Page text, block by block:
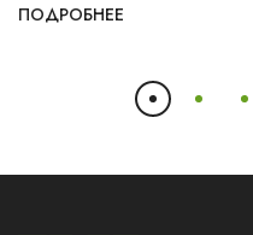
ПОДРОБНЕЕ